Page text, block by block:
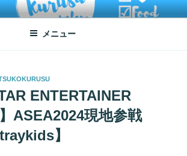
SALONE
メニュー
ENTERTAINER
ASEA2024現地参戦
】